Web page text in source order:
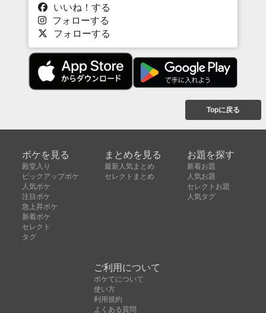
いいね！する
フォローする
フォローする
Topに戻る
ボケを見る
殿堂入り
ピックアップボケ
人気ボケ
注目ボケ
急上昇ボケ
新着ボケ
セレクト
タグ
まとめを見る
最新人気まとめ
セレクトまとめ
お題を探す
新着お題
人気お題
セレクトお題
人気タグ
ご利用について
ボケてについて
使い方
利用規約
よくある質問